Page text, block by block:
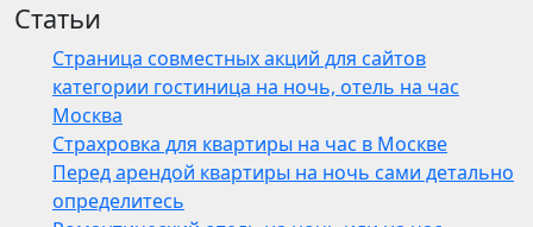
Статьи
Страница совместных акций для сайтов
категории гостиница на ночь, отель на час
Москва
Страхровка для квартиры на час в Москве
Перед арендой квартиры на ночь сами детально
определитесь